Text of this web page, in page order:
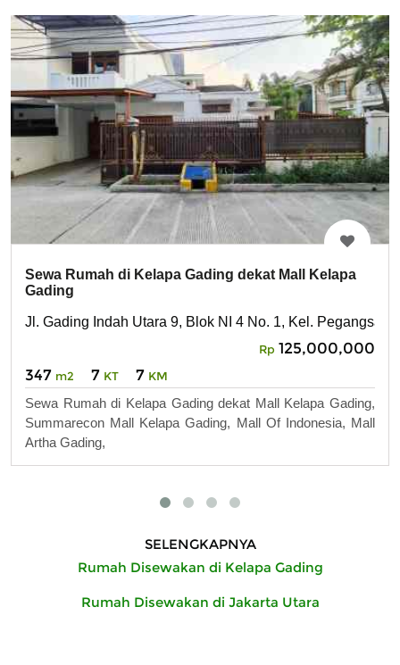
Sewa Rumah di Kelapa Gading dekat Mall Kelapa
Gading
Jl. Gading Indah Utara 9, Blok NI 4 No. 1, Kel.
Rp 125,000,000
347 m2 7 KT 7 KM
Sewa Rumah di Kelapa Gading dekat Mall Kelapa Gading,
Summarecon Mall Kelapa Gading, Mall Of Indonesia, Mall
Artha Gading,
SELENGKAPNYA
Rumah Disewakan di Kelapa Gading
Rumah Disewakan di Jakarta Utara